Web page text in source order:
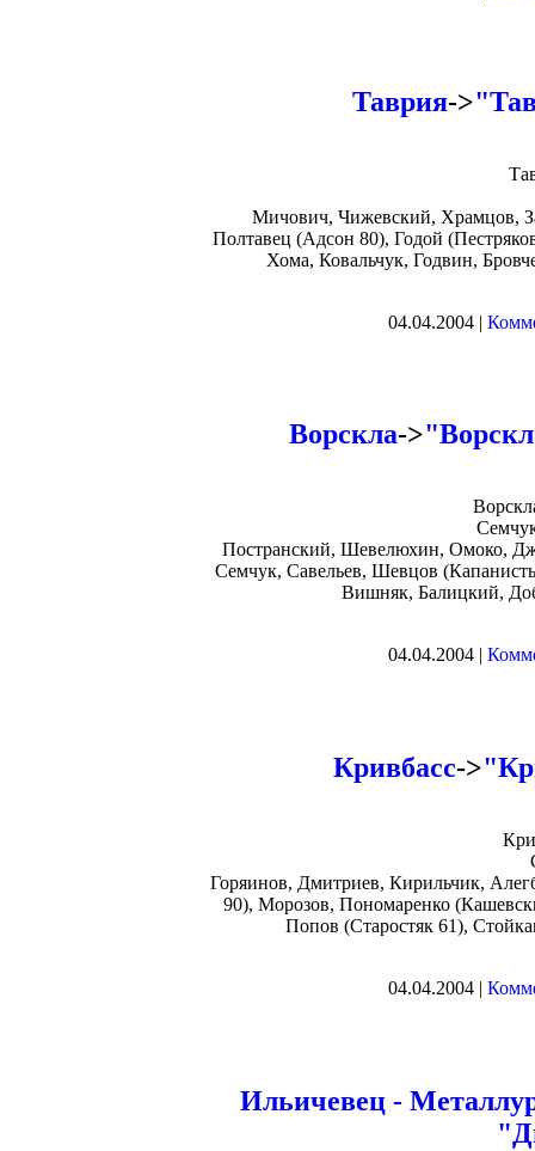
Таврия->
Мичович, Чижевский, Храмцов,
Полтавец (Адсон 80), Годой
Хома, Ковальчук, Годвин,
04.04.2004 |
Ворскла->
Постранский, Шевелюхин, Омоко,
Семчук, Савельев, Шевцов
Вишняк, Балицкий,
04.04.2004 |
Кривбасс->
Горяинов, Дмитриев, Кирильчик,
90), Морозов, Пономаренко
Попов (Старостяк 61),
04.04.2004 |
Ильичевец -